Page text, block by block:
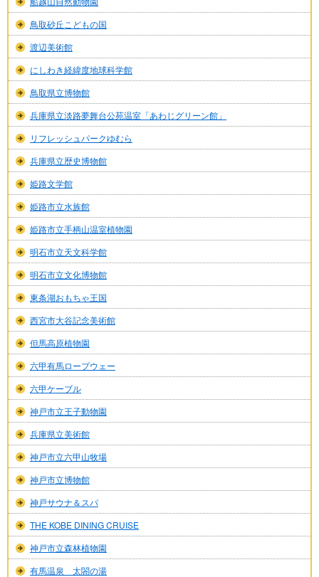
鳥取砂丘こどもの国
渡辺美術館
にしわき経緯度地球科学館
鳥取県立博物館
兵庫県立淡路夢舞台公苑温室「あわじグリーン館」
リフレッシュパークゆむら
兵庫県立歴史博物館
姫路文学館
姫路市立水族館
姫路市立手柄山温室植物園
明石市立天文科学館
明石市立文化博物館
東条湖おもちゃ王国
西宮市大谷記念美術館
但馬高原植物園
六甲有馬ロープウェー
六甲ケーブル
神戸市立王子動物園
兵庫県立美術館
神戸市立六甲山牧場
神戸市立博物館
神戸サウナ＆スパ
THE KOBE DINING CRUISE
神戸市立森林植物園
有馬温泉 太閤の湯